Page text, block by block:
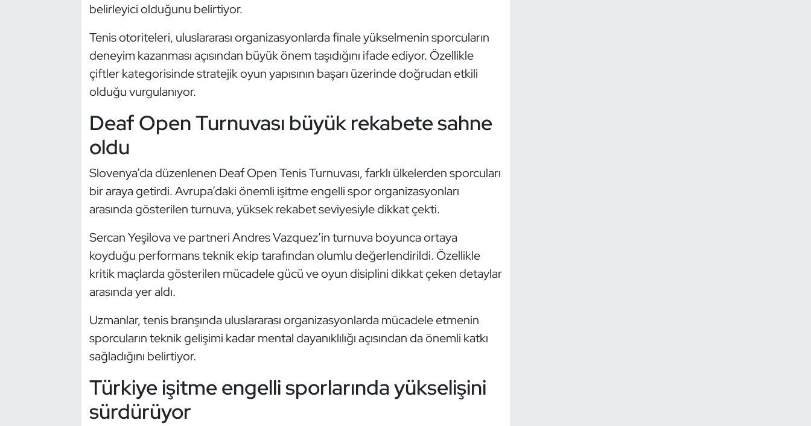
belirleyici olduğunu belirtiyor.
Tenis otoriteleri, uluslararası organizasyonlarda finale yükselmenin sporcuların
deneyim kazanması açısından büyük önem taşıdığını ifade ediyor. Özellikle
çiftler kategorisinde stratejik oyun yapısının başarı üzerinde doğrudan etkili
olduğu vurgulanıyor.
Deaf Open Turnuvası büyük rekabete sahne
oldu
Slovenya’da düzenlenen Deaf Open Tenis Turnuvası, farklı ülkelerden sporcuları
bir araya getirdi. Avrupa’daki önemli işitme engelli spor organizasyonları
arasında gösterilen turnuva, yüksek rekabet seviyesiyle dikkat çekti.
Sercan Yeşilova ve partneri Andres Vazquez’in turnuva boyunca ortaya
koyduğu performans teknik ekip tarafından olumlu değerlendirildi. Özellikle
kritik maçlarda gösterilen mücadele gücü ve oyun disiplini dikkat çeken detaylar
arasında yer aldı.
Uzmanlar, tenis branşında uluslararası organizasyonlarda mücadele etmenin
sporcuların teknik gelişimi kadar mental dayanıklılığı açısından da önemli katkı
sağladığını belirtiyor.
Türkiye işitme engelli sporlarında yükselişini
sürdürüyor
Modern Pentatlon
Motor Sporları
Özel Sporcular